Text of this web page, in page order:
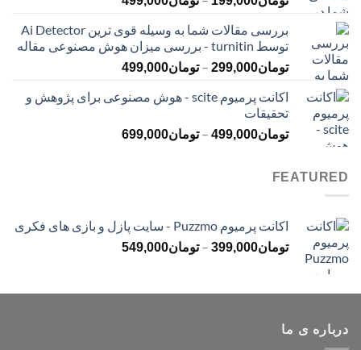
تومان199,000
تا
تومان499,000
بررسی مقالات شما به وسیله قوی ترین Ai Detector
توسط turnitin - بررسی میزان هوش مصنوعی مقاله
تومان299,000
– تومان499,000محدوده
تومان299,000
تومان499,000
اکانت پرمیوم scite - هوش مصنوعی برای پژوهش و
تحقیقات
تومان499,000
– تومان699,000محدوده
FEATURED
اکانت پرمیوم Puzzmo - سایت پازل و بازی های فکری
تومان399,000
– تومان549,000محدوده
تا
درباره ی ما